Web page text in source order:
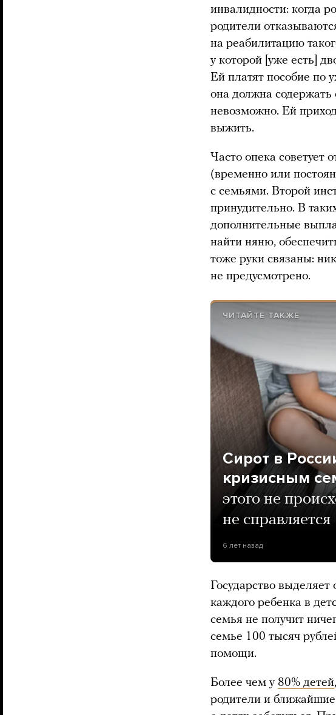
инвалидности: когда
родители
на реабилитацию
у которой [уже есть]
Ей платят пособие по
она должна содержать
невозможно. Ей
выжить.
Часто опека советует
(временно или
с семьями. Второй
принудительно. В
дополнительные
найти няню,
тоже руки связаны:
не предусмотрено.
ЧИТАЙТЕ ТАКЖЕ
Сирот в
кризисным
этого не
не справляется
6 лет назад
Государство
каждого ребенка в
семья не получит
семье 100 тысяч
помощи.
Более чем у 80% детей
родители и ближайшие